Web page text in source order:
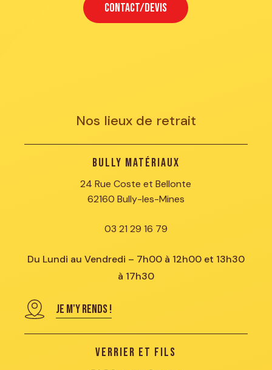
CONTACT/DEVIS
Nos lieux de retrait
Bully Matériaux
24 Rue Coste et Bellonte
62160 Bully-les-Mines
03 21 29 16 79
Du Lundi au Vendredi – 7h00 à 12h00 et 13h30
à 17h30
JE M'Y RENDS !
Verrier et Fils